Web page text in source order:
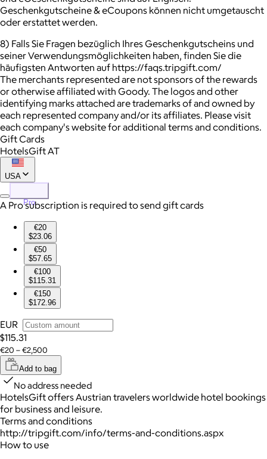
Geschenkgutscheine & eCoupons können nicht umgetauscht
oder erstattet werden.
8) Falls Sie Fragen bezüglich Ihres Geschenkgutscheins und
seiner Verwendungsmöglichkeiten haben, finden Sie die
häufigsten Antworten auf https://faqs.tripgift.com/
The merchants represented are not sponsors of the rewards
or otherwise affiliated with Goody. The logos and other
identifying marks attached are trademarks of and owned by
each represented company and/or its affiliates. Please visit
each company's website for additional terms and conditions.
Gift Cards
HotelsGift AT
USA
Pro
A Pro subscription is required to send gift cards
€20
$23.06
€50
$57.65
€100
$115.31
€150
$172.96
EUR
$115.31
€20 – €2,500
Add to bag
No address needed
HotelsGift offers Austrian travelers worldwide hotel bookings
for business and leisure.
Terms and conditions
http://tripgift.com/info/terms-and-conditions.aspx
How to use